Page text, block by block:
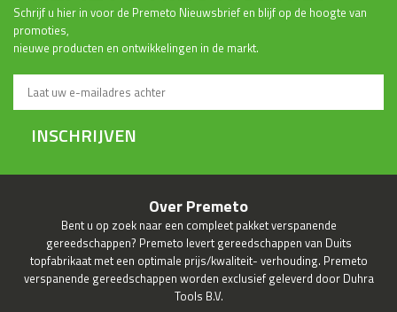
Schrijf u hier in voor de Premeto Nieuwsbrief en blijf op de hoogte van
promoties,
nieuwe producten en ontwikkelingen in de markt.
INSCHRIJVEN
Over Premeto
Bent u op zoek naar een compleet pakket verspanende
gereedschappen? Premeto levert gereedschappen van Duits
topfabrikaat met een optimale prijs/kwaliteit- verhouding. Premeto
verspanende gereedschappen worden exclusief geleverd door Duhra
Tools B.V.